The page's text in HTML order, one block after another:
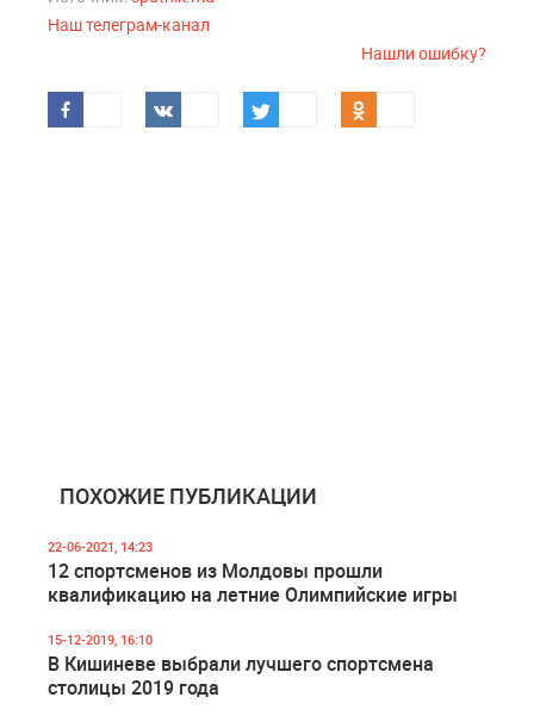
Наш телеграм-канал
Нашли ошибку?
ПОХОЖИЕ ПУБЛИКАЦИИ
22-06-2021, 14:23
12 спортсменов из Молдовы прошли
квалификацию на летние Олимпийские игры
15-12-2019, 16:10
В Кишиневе выбрали лучшего спортсмена
столицы 2019 года